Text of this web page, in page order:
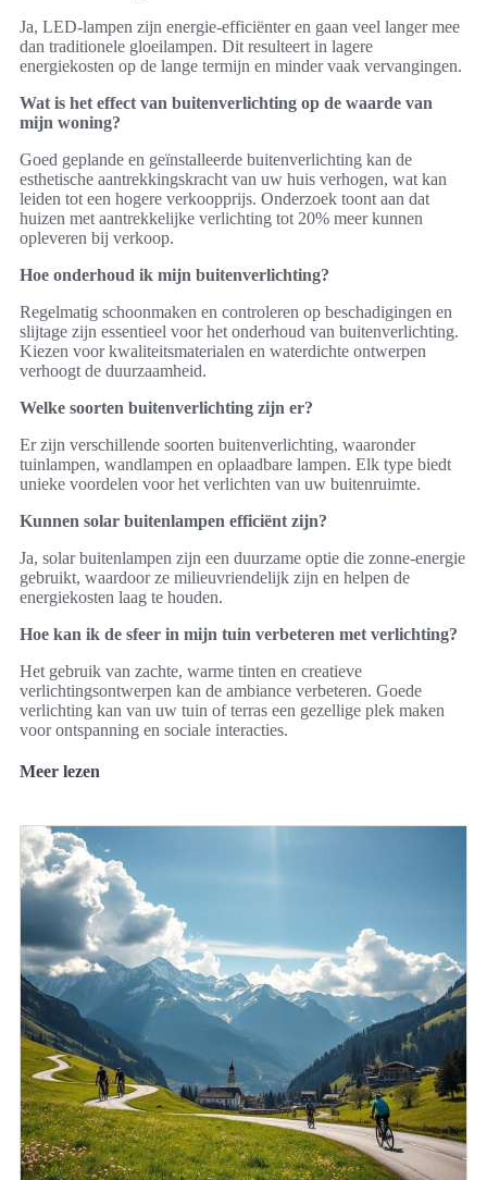
Ja, LED-lampen zijn energie-efficiënter en gaan veel langer mee
dan traditionele gloeilampen. Dit resulteert in lagere
energiekosten op de lange termijn en minder vaak vervangingen.
Wat is het effect van buitenverlichting op de waarde van
mijn woning?
Goed geplande en geïnstalleerde buitenverlichting kan de
esthetische aantrekkingskracht van uw huis verhogen, wat kan
leiden tot een hogere verkoopprijs. Onderzoek toont aan dat
huizen met aantrekkelijke verlichting tot 20% meer kunnen
opleveren bij verkoop.
Hoe onderhoud ik mijn buitenverlichting?
Regelmatig schoonmaken en controleren op beschadigingen en
slijtage zijn essentieel voor het onderhoud van buitenverlichting.
Kiezen voor kwaliteitsmaterialen en waterdichte ontwerpen
verhoogt de duurzaamheid.
Welke soorten buitenverlichting zijn er?
Er zijn verschillende soorten buitenverlichting, waaronder
tuinlampen, wandlampen en oplaadbare lampen. Elk type biedt
unieke voordelen voor het verlichten van uw buitenruimte.
Kunnen solar buitenlampen efficiënt zijn?
Ja, solar buitenlampen zijn een duurzame optie die zonne-energie
gebruikt, waardoor ze milieuvriendelijk zijn en helpen de
energiekosten laag te houden.
Hoe kan ik de sfeer in mijn tuin verbeteren met verlichting?
Het gebruik van zachte, warme tinten en creatieve
verlichtingsontwerpen kan de ambiance verbeteren. Goede
verlichting kan van uw tuin of terras een gezellige plek maken
voor ontspanning en sociale interacties.
Meer lezen